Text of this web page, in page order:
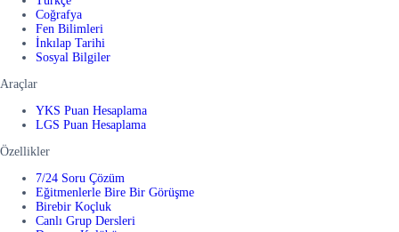
Coğrafya
Fen Bilimleri
İnkılap Tarihi
Sosyal Bilgiler
Araçlar
YKS Puan Hesaplama
LGS Puan Hesaplama
Özellikler
7/24 Soru Çözüm
Eğitmenlerle Bire Bir Görüşme
Birebir Koçluk
Canlı Grup Dersleri